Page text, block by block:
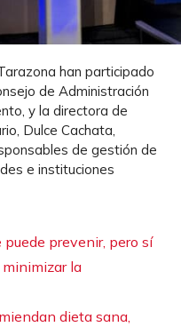
han participado
de Administración
y la directora de
Dulce Cachata,
de gestión de
e instituciones
prevenir, pero sí
la
dieta sana,